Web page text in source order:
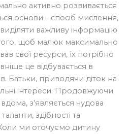
активно розвивається
основи – спосіб мислення,
виділяти важливу інформацію
того, щоб малюк максимально
свої ресурси, їх потрібно
це відбувається в
Батьки, приводячи діток на
інтереси. Продовжуючи
з’являється чудова
здібності та
ми оточуємо дитину